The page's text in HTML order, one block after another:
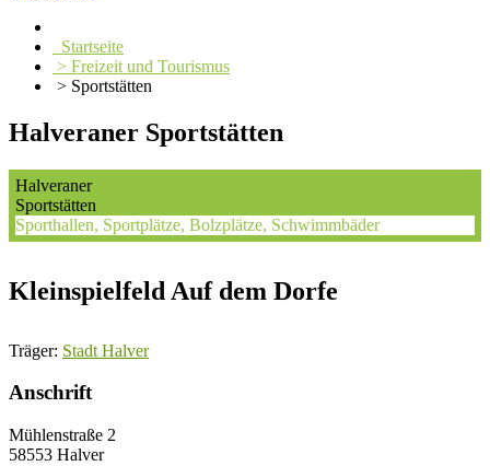
Startseite
> Freizeit und Tourismus
> Sportstätten
Halveraner Sportstätten
Halveraner
Sportstätten
Sporthallen, Sportplätze, Bolzplätze, Schwimmbäder
Kleinspielfeld Auf dem Dorfe
Träger: Stadt Halver
Anschrift
Mühlenstraße 2
58553 Halver